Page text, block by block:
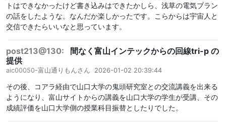
トはできなかったけど書き込みはできたかしら、浅草の電気ブラン
の話をしたような。なんだか楽しかったです。こらからは宇宙人と
交信できたらいいなと思っています。
post213@130:
間なく富山インテックからの回線tri-p の
提供
aic00050-富山通りもんさん 2026-01-02 20:39:44
その後、コアラ経由で山口大学の鬼頭研究室との交流講義を出来る
ようになり、富山サイトからの講義を山口大学の学生が受講、その
成績評価を山口大学側の授業科目振替としたりでした。